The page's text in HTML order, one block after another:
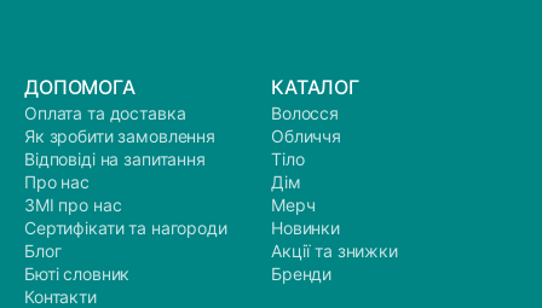
ДОПОМОГА
Оплата та доставка
Як зробити замовлення
Відповіді на запитання
Про нас
ЗМІ про нас
Сертифікати та нагороди
Блог
Бюті словник
Контакти
КАТАЛОГ
Волосся
Обличчя
Тіло
Дім
Мерч
Новинки
Акції та знижки
Бренди